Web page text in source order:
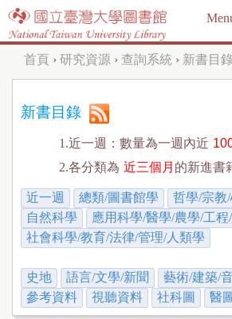
Jump to navigation
您
在
首頁 › 研究資源 › 查詢系統 › 新書目
新書目錄
1.近一週：數量為一週內近
2.各分類為 近三個月 的新進書
近一週 總類/圖書館學
哲學/宗教
自然科學
應用科學/醫學/農學/工程
社會科學/教育/法律/管理/人類學
史地 語言/文學/新聞
藝術/建築/
參考資料
視聽資料 社科圖 醫圖